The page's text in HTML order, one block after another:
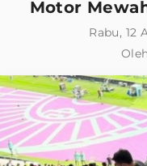
Motor
Rabu, 12